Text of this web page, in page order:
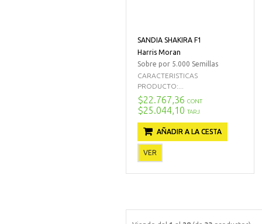
SANDIA SHAKIRA F1
Harris Moran
Sobre por 5.000 Semillas
CARACTERISTICAS
PRODUCTO:...
$22.767,36 CONT
$25.044,10 TARJ
AÑADIR A LA CESTA
VER